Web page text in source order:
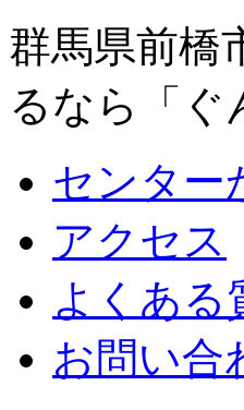
群馬県前橋
るなら「ぐ
センター
アクセス
よくある
お問い合